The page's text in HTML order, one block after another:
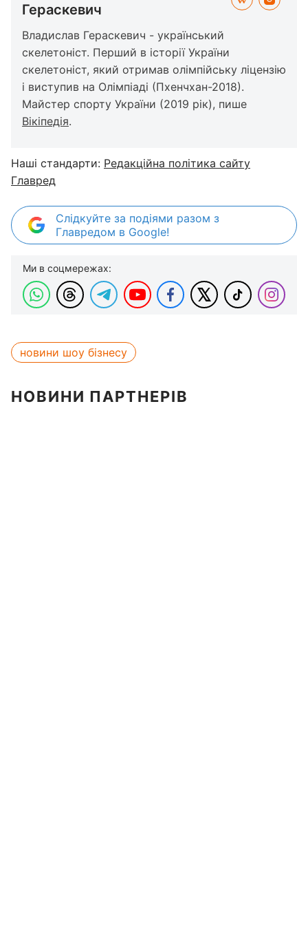
Гераскевич
Владислав Гераскевич - український
скелетоніст. Перший в історії України
скелетоніст, який отримав олімпійську ліцензію
і виступив на Олімпіаді (Пхенчхан-2018).
Майстер спорту України (2019 рік), пише
Вікіпедія.
Наші стандарти: Редакційна політика сайту
Главред
Слідкуйте за подіями разом з
Главредом в Google!
Ми в соцмережах:
новини шоу бізнесу
НОВИНИ ПАРТНЕРІВ